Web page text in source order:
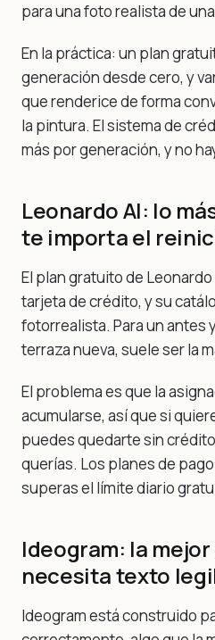
para una foto realista de
En la práctica: un plan
generación desde cero, y
que renderice de forma
la pintura. El sistema de
más por generación, y no
Leonardo AI: lo
te importa el
El plan gratuito de
tarjeta de crédito, y su
fotorrealista. Para un antes
terraza nueva, suele ser la
El problema es que la
acumularse, así que si
puedes quedarte sin
querías. Los planes de
superas el límite diario
Ideogram: la
necesita texto
Ideogram está construido